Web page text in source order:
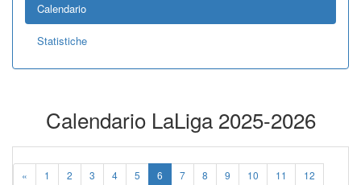
Calendario
Statistiche
Calendario LaLiga 2025-2026
« 1 2 3 4 5 6 7 8 9 10 11
12